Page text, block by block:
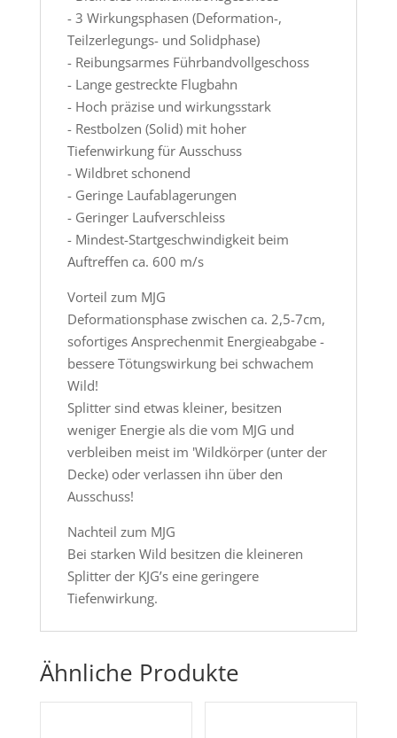
- 3 Wirkungsphasen (Deformation-,
Teilzerlegungs- und Solidphase)
- Reibungsarmes Führbandvollgeschoss
- Lange gestreckte Flugbahn
- Hoch präzise und wirkungsstark
- Restbolzen (Solid) mit hoher
Tiefenwirkung für Ausschuss
- Wildbret schonend
- Geringe Laufablagerungen
- Geringer Laufverschleiss
- Mindest-Startgeschwindigkeit beim
Auftreffen ca. 600 m/s
Vorteil zum MJG
Deformationsphase zwischen ca. 2,5-7cm,
sofortiges Ansprechenmit Energieabgabe -
bessere Tötungswirkung bei schwachem
Wild!
Splitter sind etwas kleiner, besitzen
weniger Energie als die vom MJG und
verbleiben meist im 'Wildkörper (unter der
Decke) oder verlassen ihn über den
Ausschuss!
Nachteil zum MJG
Bei starken Wild besitzen die kleineren
Splitter der KJG’s eine geringere
Tiefenwirkung.
Ähnliche Produkte